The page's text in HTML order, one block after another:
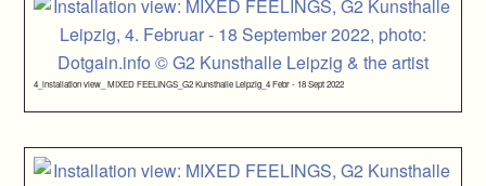
4_installation view_ MIXED FEELINGS_G2 Kunsthalle Leipzig_4 Febr - 18 Sept 2022